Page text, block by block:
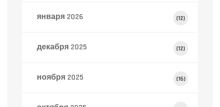
января 2026 (12)
декабря 2025 (12)
ноября 2025 (16)